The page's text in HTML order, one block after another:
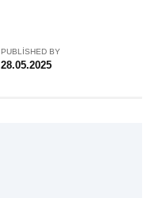
PUBLISHED BY
28.05.2025